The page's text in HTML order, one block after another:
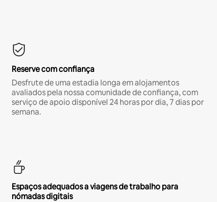
Reserve com confiança
Desfrute de uma estadia longa em alojamentos
avaliados pela nossa comunidade de confiança, com
serviço de apoio disponível 24 horas por dia, 7 dias por
semana.
Espaços adequados a viagens de trabalho para
nómadas digitais